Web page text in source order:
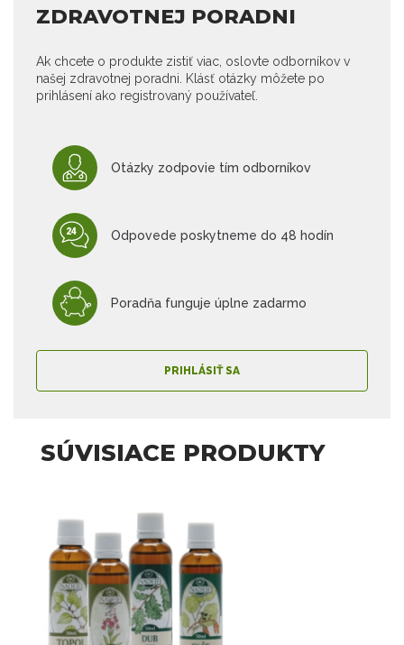
ZDRAVOTNEJ PORADNI
Ak chcete o produkte zistiť viac, oslovte odborníkov v
našej zdravotnej poradni. Klásť otázky môžete po
prihlásení ako registrovaný používateľ.
Otázky zodpovie tím odborníkov
Odpovede poskytneme do 48 hodín
Poradňa funguje úplne zadarmo
PRIHLÁSIŤ SA
SÚVISIACE PRODUKTY